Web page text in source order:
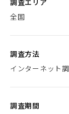
調査エリア
全国
調査方法
インターネット
調査期間